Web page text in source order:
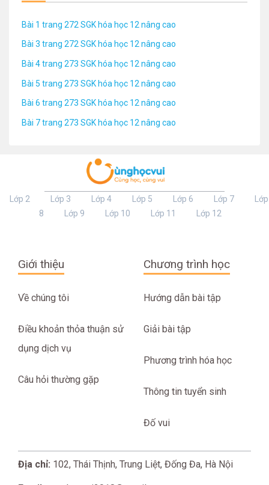
Bài 1 trang 272 SGK hóa học 12 nâng cao
Bài 3 trang 272 SGK hóa học 12 nâng cao
Bài 4 trang 273 SGK hóa học 12 nâng cao
Bài 5 trang 273 SGK hóa học 12 nâng cao
Bài 6 trang 273 SGK hóa học 12 nâng cao
Bài 7 trang 273 SGK hóa học 12 nâng cao
Lớp 2 Lớp 3 Lớp 4 Lớp 5 Lớp 6 Lớp 7
Lớp
8
Lớp 9 Lớp 10 Lớp 11 Lớp 12
Giới thiệu
Về chúng tôi
Điều khoản thỏa thuận sử
dụng dịch vụ
Câu hỏi thường gặp
Chương trình học
Hướng dẫn bài tập
Giải bài tập
Phương trình hóa học
Thông tin tuyển sinh
Đố vui
Địa chỉ: 102, Thái Thịnh, Trung Liệt, Đống Đa, Hà Nội